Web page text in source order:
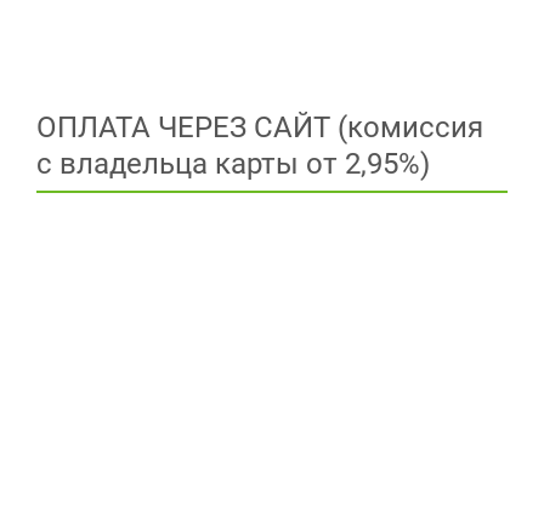
ОПЛАТА ЧЕРЕЗ САЙТ (комиссия
с владельца карты от 2,95%)